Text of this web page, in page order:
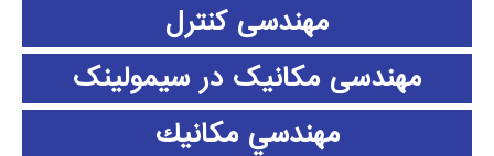
مهندسی کنترل
مهندسی مکانیک در سیمولینک
مهندسي مكانيك